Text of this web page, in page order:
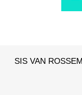
SIS VAN ROSSEM